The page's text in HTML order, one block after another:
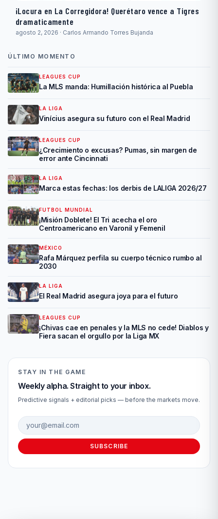
¡Locura en La Corregidora! Querétaro vence a Tigres
dramaticamente
agosto 2, 2026 · Carlos Armando Torres Bujanda
ÚLTIMO MOMENTO
LEAGUES CUP
La MLS manda: Humillación histórica al Puebla
LA LIGA
Vinícius asegura su futuro con el Real Madrid
LEAGUES CUP
¿Crecimiento o excusas? Pumas, sin margen de
error ante Cincinnati
LA LIGA
Marca estas fechas: los derbis de LALIGA 2026/27
FUTBOL MUNDIAL
¡Misión Doblete! El Tri acecha el oro
Centroamericano en Varonil y Femenil
MÉXICO
Rafa Márquez perfila su cuerpo técnico rumbo al
2030
LA LIGA
El Real Madrid asegura joya para el futuro
LEAGUES CUP
¡Chivas cae en penales y la MLS no cede! Diablos y
Fiera sacan el orgullo por la Liga MX
STAY IN THE GAME
Weekly alpha. Straight to your inbox.
Predictive signals + editorial picks — before the markets move.
Email address
SUBSCRIBE